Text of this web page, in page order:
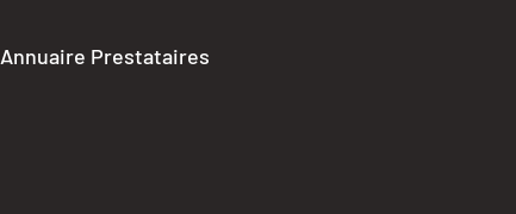
Annuaire Prestataires